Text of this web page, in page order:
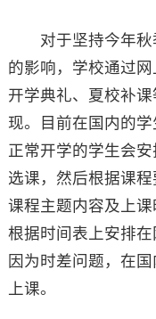
对于坚持今年秋
的影响，学校通过网
开学典礼、夏校补
现。目前在国内的
正常开学的学生会
选课，然后根据课
课程主题内容及上
根据时间表上安排
因为时差问题，在
上课。